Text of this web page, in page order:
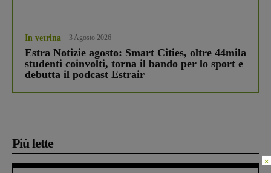
In vetrina 3 Agosto 2026
Estra Notizie agosto: Smart Cities, oltre 44mila
studenti coinvolti, torna il bando per lo sport e
debutta il podcast Estrair
Più lette
×